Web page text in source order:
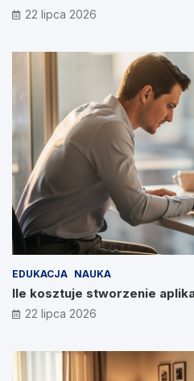
22 lipca 2026
EDUKACJA NAUKA
Ile kosztuje stworzenie
22 lipca 2026